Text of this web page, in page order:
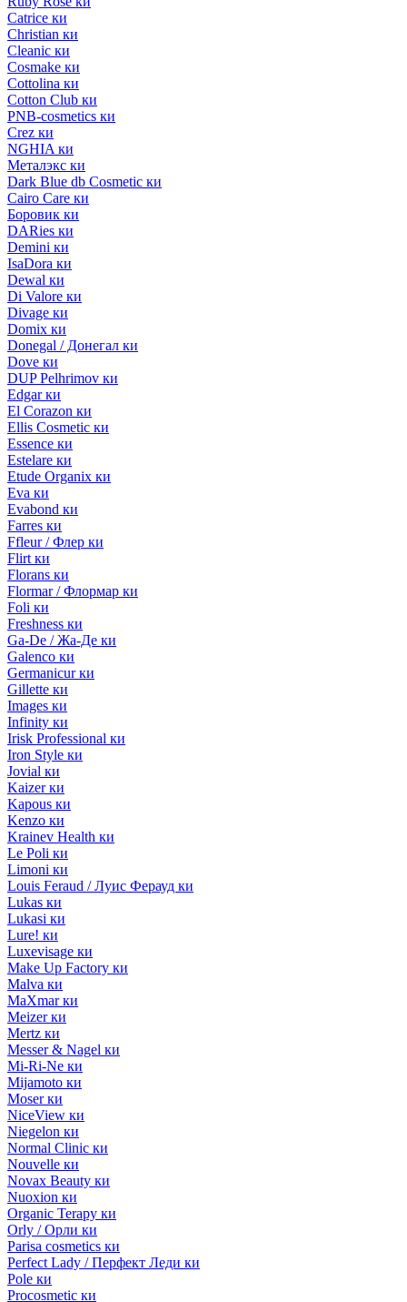
Catrice ки
Christian ки
Cleanic ки
Cosmake ки
Cottolina ки
Cotton Club ки
PNB-cosmetics ки
Crez ки
NGHIA ки
Металэкс ки
Dark Blue db Cosmetic ки
Cairo Care ки
Боровик ки
DARies ки
Demini ки
IsaDora ки
Dewal ки
Di Valore ки
Divage ки
Domix ки
Donegal / Донегал ки
Dove ки
DUP Pelhrimov ки
Edgar ки
El Corazon ки
Ellis Cosmetic ки
Essence ки
Estelare ки
Etude Organix ки
Eva ки
Evabond ки
Farres ки
Ffleur / Флер ки
Flirt ки
Florans ки
Flormar / Флормар ки
Foli ки
Freshness ки
Ga-De / Жа-Де ки
Galenco ки
Germanicur ки
Gillette ки
Images ки
Infinity ки
Irisk Professional ки
Iron Style ки
Jovial ки
Kaizer ки
Kapous ки
Kenzo ки
Krainev Health ки
Le Poli ки
Limoni ки
Louis Feraud / Луис Ферауд ки
Lukas ки
Lukasi ки
Lure! ки
Luxevisage ки
Make Up Factory ки
Malva ки
MaXmar ки
Meizer ки
Mertz ки
Messer & Nagel ки
Mi-Ri-Ne ки
Mijamoto ки
Moser ки
NiceView ки
Niegelon ки
Normal Clinic ки
Nouvelle ки
Novax Beauty ки
Nuoxion ки
Organic Terapy ки
Orly / Орли ки
Parisa cosmetics ки
Perfect Lady / Перфект Леди ки
Pole ки
Procosmetic ки